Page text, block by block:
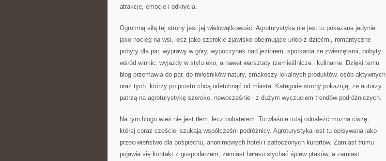
atrakcje, emocje i odkrycia.
Ogromną siłą tej strony jest jej wielowątkowość. Agroturystyka nie jest tu pokazana jedynie
jako nocleg na wsi, lecz jako szerokie zjawisko obejmujące urlop z dziećmi, romantyczne
pobyty dla par, wyprawy w góry, wypoczynek nad jeziorem, spotkania ze zwierzętami, pobyty
wśród winnic, wyjazdy w stylu eko, a nawet warsztaty rzemieślnicze i kulinarne. Dzięki temu
blog przemawia do par, do miłośników natury, smakoszy lokalnych produktów, osób aktywnych
oraz tych, którzy po prostu chcą odetchnąć od miasta. Kategorie strony pokazują, że autorzy
patrzą na agroturystykę szeroko, nowocześnie i z dużym wyczuciem trendów podróżniczych.
Na tym blogu wieś nie jest tłem, lecz bohaterem. To właśnie tutaj odnaleźć można ciszę,
której coraz częściej szukają współcześni podróżnicy. Agroturystyka jest tu opisywana jako
przeciwieństwo dla pośpiechu, anonimowych hoteli i zatłoczonych kurortów. Zamiast tłumu
pojawia się kontakt z gospodarzem, zamiast hałasu słychać śpiew ptaków, a zamiast